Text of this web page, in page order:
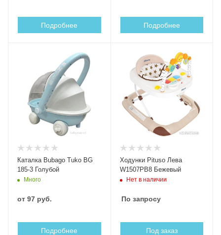
Подробнее Подробнее
Каталка Bubago Tuko BG
185-3 Голубой
Много
от 97 руб.
Подробнее
Ходунки Pituso Лева
W1507PB8 Бежевый
Нет в наличии
По запросу
Под заказ